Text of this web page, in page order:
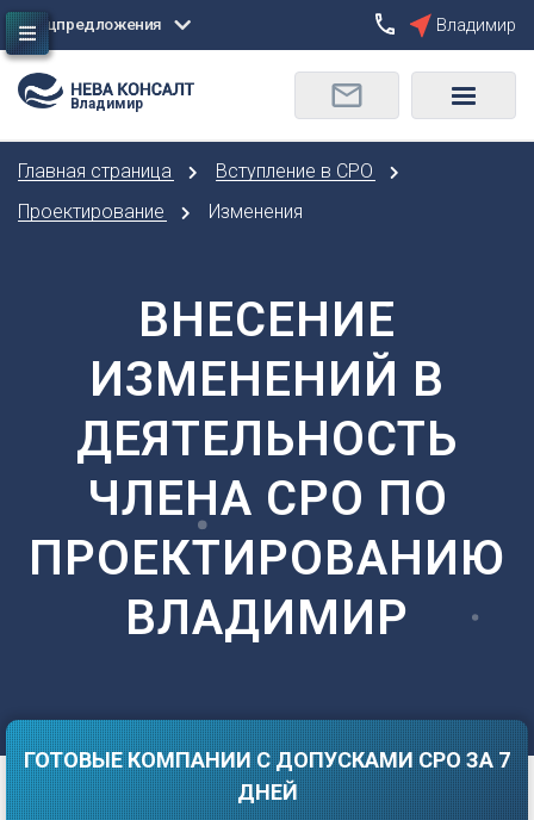
Сбросить
Москва
Санкт-Петербург
Барнаул
Белгород
Брянск
В
Владивосток
Владикавказ
Волгоград
Иваново
Ижевск
Иркутск
О
Орел
Пермь
Р
Ростов-на-Дону
Рязань
С
Самара
Саратов
Симферополь
Смоленск
Т
Тамбов
Тверь
Спецпредложения Владимир
Владимир
Главная страница
Вступление в СРО
Проектирование
Изменения
ВНЕСЕНИЕ
ИЗМЕНЕНИЙ В
ДЕЯТЕЛЬНОСТЬ
ЧЛЕНА СРО ПО
ПРОЕКТИРОВАНИЮ
ВЛАДИМИР
ГОТОВЫЕ КОМПАНИИ С ДОПУСКАМИ СРО ЗА 7
ДНЕЙ